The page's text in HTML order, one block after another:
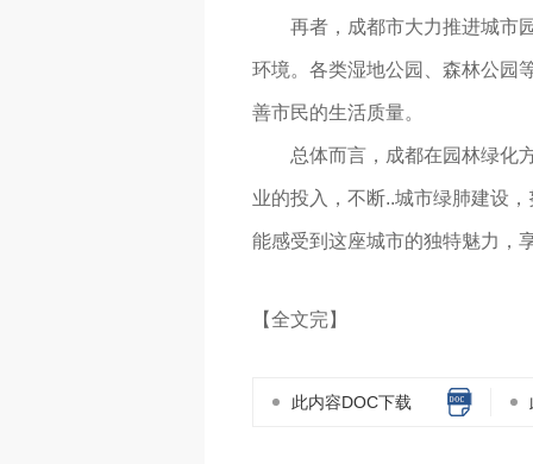
再者，成都市大力推进城市
环境。各类湿地公园、森林公园
善市民的生活质量。
总体而言，成都在园林绿化
业的投入，不断..城市绿肺建设
能感受到这座城市的独特魅力，
【全文完】
此内容DOC下载